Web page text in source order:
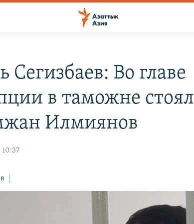
Сегизбаев: Во главе
в таможне стоял
Илмиянов